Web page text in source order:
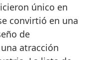
único en
convirtió en una
de
atracción